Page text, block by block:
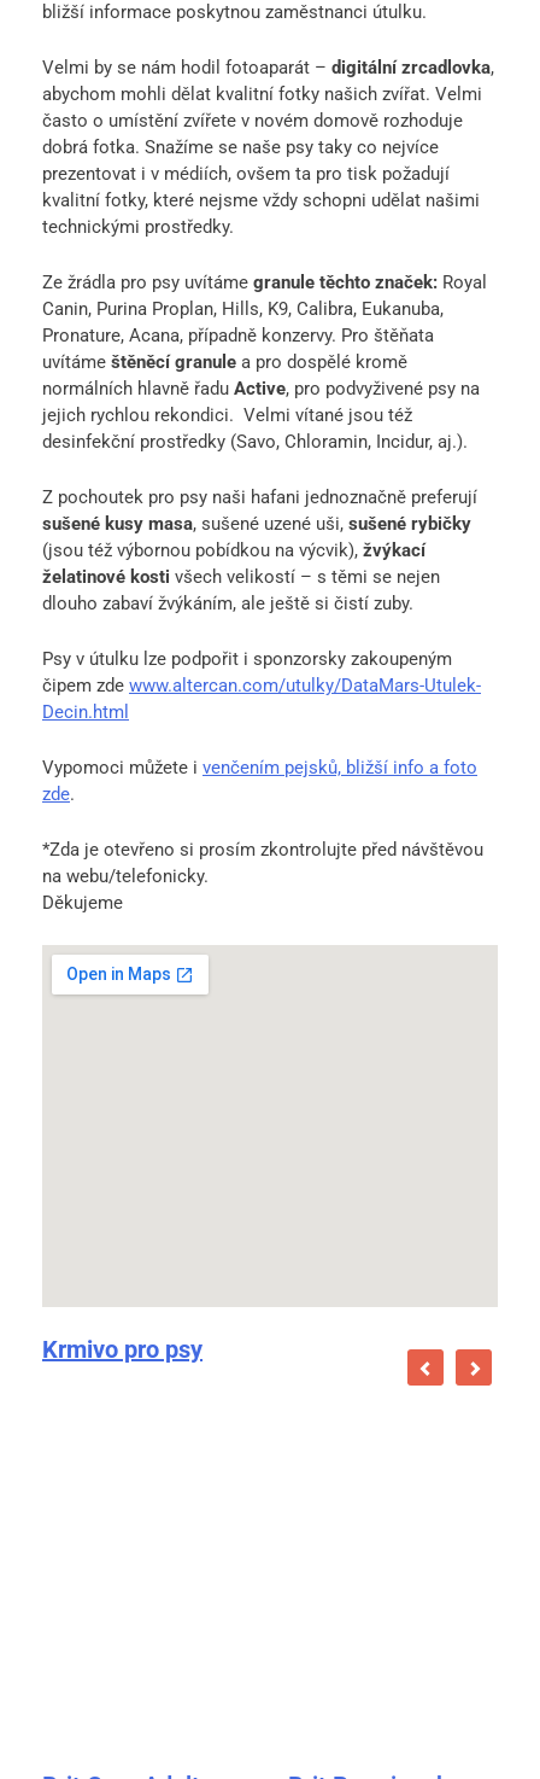
bližší informace poskytnou zaměstnanci útulku.
Velmi by se nám hodil fotoaparát – digitální zrcadlovka,
abychom mohli dělat kvalitní fotky našich zvířat. Velmi
často o umístění zvířete v novém domově rozhoduje
dobrá fotka. Snažíme se naše psy taky co nejvíce
prezentovat i v médiích, ovšem ta pro tisk požadují
kvalitní fotky, které nejsme vždy schopni udělat našimi
technickými prostředky.
Ze žrádla pro psy uvítáme granule těchto značek: Royal
Canin, Purina Proplan, Hills, K9, Calibra, Eukanuba,
Pronature, Acana, případně konzervy. Pro štěňata
uvítáme štěněcí granule a pro dospělé kromě
normálních hlavně řadu Active, pro podvyživené psy na
jejich rychlou rekondici. Velmi vítané jsou též
desinfekční prostředky (Savo, Chloramin, Incidur, aj.).
Z pochoutek pro psy naši hafani jednoznačně preferují
sušené kusy masa, sušené uzené uši, sušené rybičky
(jsou též výbornou pobídkou na výcvik), žvýkací
želatinové kosti všech velikostí – s těmi se nejen
dlouho zabaví žvýkáním, ale ještě si čistí zuby.
Psy v útulku lze podpořit i sponzorsky zakoupeným
čipem zde www.altercan.com/utulky/DataMars-Utulek-
Decin.html
Vypomoci můžete i venčením pejsků, bližší info a foto
zde.
*Zda je otevřeno si prosím zkontrolujte před návštěvou
na webu/telefonicky.
Děkujeme
Krmivo pro psy